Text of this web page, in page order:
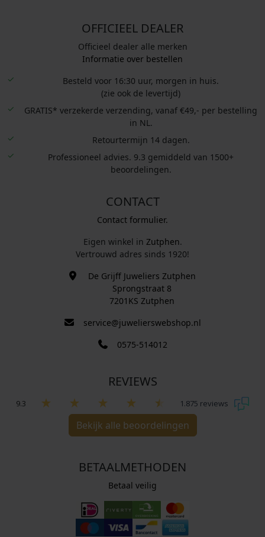
OFFICIEEL DEALER
Officieel dealer alle merken
Informatie over bestellen
Besteld voor 16:30 uur, morgen in huis.
(zie ook de levertijd)
GRATIS* verzekerde verzending, vanaf €49,- per bestelling
in NL.
Retourtermijn 14 dagen.
Professioneel advies. 9.3 gemiddeld van 1500+
beoordelingen.
CONTACT
Contact formulier.
Eigen winkel in Zutphen.
Vertrouwd adres sinds 1920!
De Grijff Juweliers Zutphen
Sprongstraat 8
7201KS Zutphen
service@juwelierswebshop.nl
0575-514012
REVIEWS
9.3 1.875 reviews
Bekijk alle beoordelingen
BETAALMETHODEN
Betaal veilig